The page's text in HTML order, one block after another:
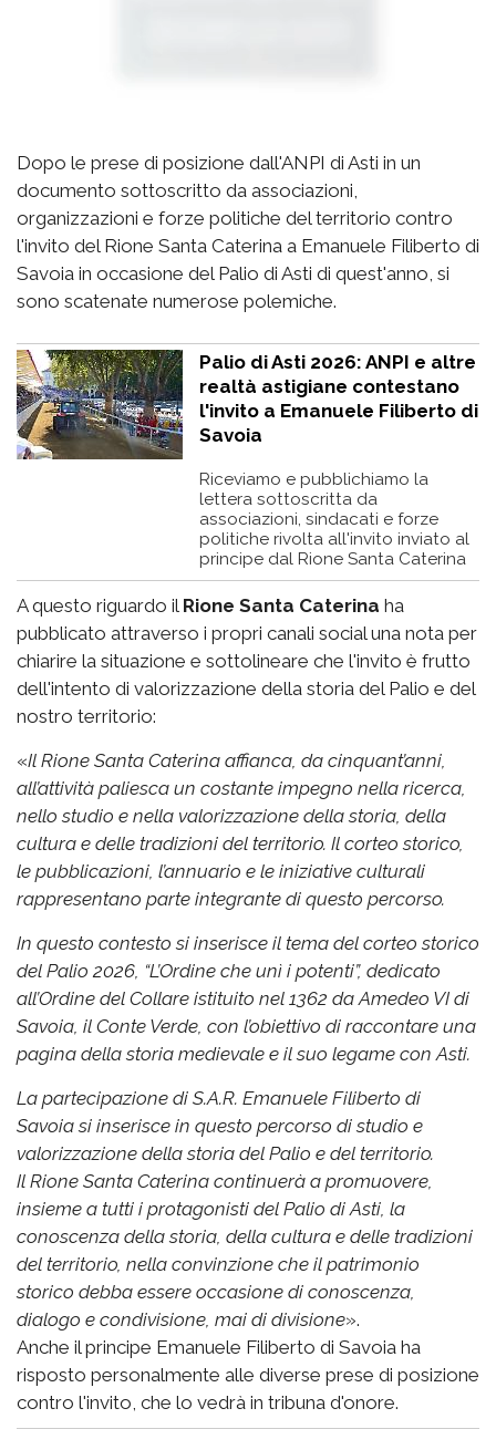
Dopo le prese di posizione dall'ANPI di Asti in un
documento sottoscritto da associazioni,
organizzazioni e forze politiche del territorio contro
l'invito del Rione Santa Caterina a Emanuele Filiberto di
Savoia in occasione del Palio di Asti di quest'anno, si
sono scatenate numerose polemiche.
Palio di Asti 2026: ANPI e altre
realtà astigiane contestano
l'invito a Emanuele Filiberto di
Savoia
Riceviamo e pubblichiamo la
lettera sottoscritta da
associazioni, sindacati e forze
politiche rivolta all'invito inviato al
principe dal Rione Santa Caterina
A questo riguardo il Rione Santa Caterina ha
pubblicato attraverso i propri canali social una nota per
chiarire la situazione e sottolineare che l'invito è frutto
dell'intento di valorizzazione della storia del Palio e del
nostro territorio:
«Il Rione Santa Caterina affianca, da cinquant’anni,
all’attività paliesca un costante impegno nella ricerca,
nello studio e nella valorizzazione della storia, della
cultura e delle tradizioni del territorio. Il corteo storico,
le pubblicazioni, l’annuario e le iniziative culturali
rappresentano parte integrante di questo percorso.
In questo contesto si inserisce il tema del corteo storico
del Palio 2026, “L’Ordine che unì i potenti”, dedicato
all’Ordine del Collare istituito nel 1362 da Amedeo VI di
Savoia, il Conte Verde, con l’obiettivo di raccontare una
pagina della storia medievale e il suo legame con Asti.
La partecipazione di S.A.R. Emanuele Filiberto di
Savoia si inserisce in questo percorso di studio e
valorizzazione della storia del Palio e del territorio.
Il Rione Santa Caterina continuerà a promuovere,
insieme a tutti i protagonisti del Palio di Asti, la
conoscenza della storia, della cultura e delle tradizioni
del territorio, nella convinzione che il patrimonio
storico debba essere occasione di conoscenza,
dialogo e condivisione, mai di divisione».
Anche il principe Emanuele Filiberto di Savoia ha
risposto personalmente alle diverse prese di posizione
contro l'invito, che lo vedrà in tribuna d'onore.